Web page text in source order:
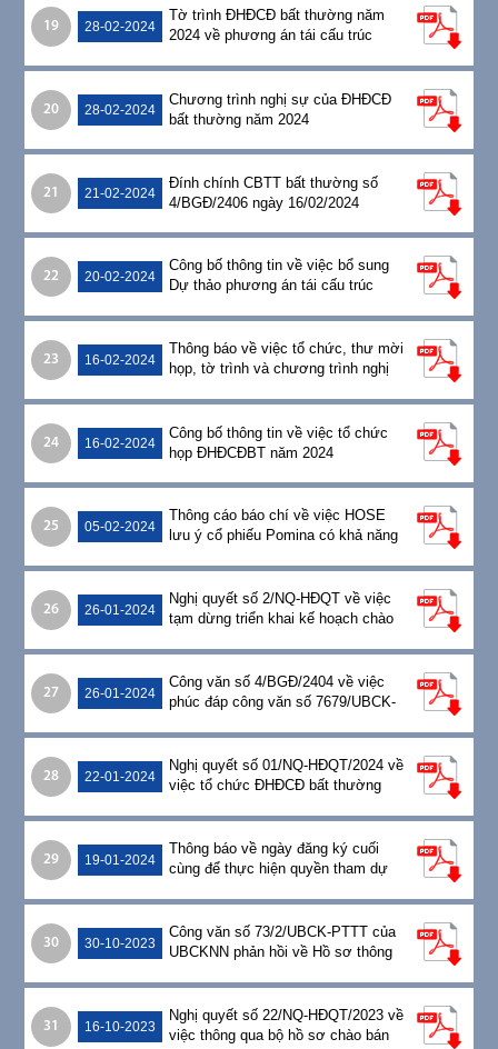
19 28-02-2024
Tờ trình ĐHĐCĐ bất thường năm
2024 về phương án tái cấu trúc
20 28-02-2024
Chương trình nghị sự của ĐHĐCĐ
bất thường năm 2024
21 21-02-2024
Đính chính CBTT bất thường số
4/BGĐ/2406 ngày 16/02/2024
22 20-02-2024
Công bố thông tin về việc bổ sung
Dự thảo phương án tái cấu trúc
thường năm 2024
23 16-02-2024
Thông báo về việc tổ chức, thư mời
họp, tờ trình và chương trình nghị
2024
24 16-02-2024
Công bố thông tin về việc tổ chức
họp ĐHĐCĐBT năm 2024
25 05-02-2024
Thông cáo báo chí về việc HOSE
lưu ý cổ phiếu Pomina có khả năng
kiểm toán 2023
26 26-01-2024
Nghị quyết số 2/NQ-HĐQT về việc
tạm dừng triển khai kế hoạch chào
tư chiến lược Nansei
27 26-01-2024
Công văn số 4/BGĐ/2404 về việc
phúc đáp công văn số 7679/UBCK-
UBCKNN
28 22-01-2024
Nghị quyết số 01/NQ-HĐQT/2024 về
việc tổ chức ĐHĐCĐ bất thường
29 19-01-2024
Thông báo về ngày đăng ký cuối
cùng để thực hiện quyền tham dự
30 30-10-2023
Công văn số 73/2/UBCK-PTTT của
UBCKNN phản hồi về Hồ sơ thông
của CTCP Thép Pomina
31 16-10-2023
Nghị quyết số 22/NQ-HĐQT/2023 về
việc thông qua bộ hồ sơ chào bán